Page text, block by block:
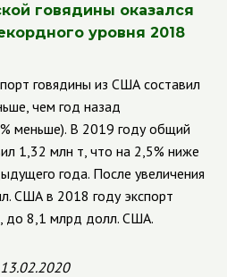
говядины оказался
уровня 2018
говядины из США составил
чем год назад
меньше). В 2019 году общий
1,32 млн т, что на 2,5% ниже
года. После увеличения
США в 2018 году экспорт
до 8,1 млрд долл. США.